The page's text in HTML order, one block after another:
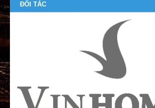
ĐỐI TÁC